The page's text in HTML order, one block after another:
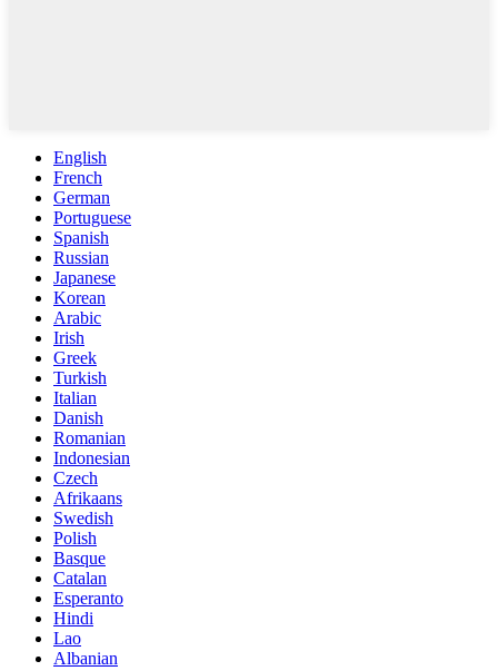
English
French
German
Portuguese
Spanish
Russian
Japanese
Korean
Arabic
Irish
Greek
Turkish
Italian
Danish
Romanian
Indonesian
Czech
Afrikaans
Swedish
Polish
Basque
Catalan
Esperanto
Hindi
Lao
Albanian